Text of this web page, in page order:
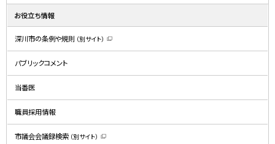
お役立ち情報
深川市の条例や規則 （別サイト）
新
ン
で
す
）
パブリックコメント
当番医
職員採用情報
市議会会議録検索 （別サイト）